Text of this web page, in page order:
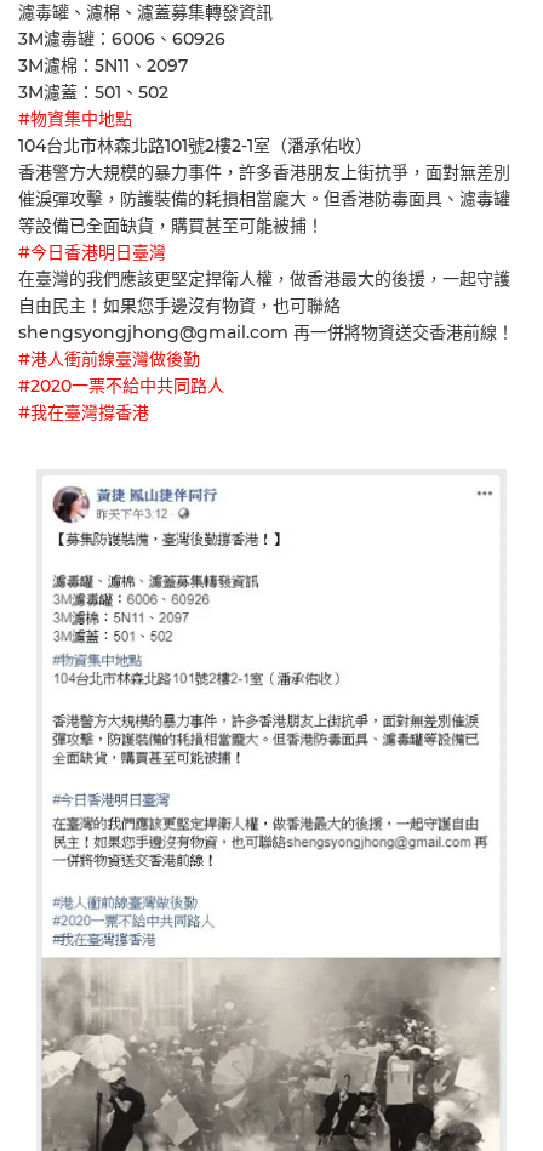
濾毒罐、濾棉、濾蓋募集轉發資訊
3M濾毒罐：6006、60926
3M濾棉：5N11、2097
3M濾蓋：501、502
#物資集中地點
104台北市林森北路101號2樓2-1室（潘承佑收）
香港警方大規模的暴力事件，許多香港朋友上街抗爭，面對無差別
催淚彈攻擊，防護裝備的耗損相當龐大。但香港防毒面具、濾毒罐
等設備已全面缺貨，購買甚至可能被捕！
#今日香港明日臺灣
在臺灣的我們應該更堅定捍衛人權，做香港最大的後援，一起守護
自由民主！如果您手邊沒有物資，也可聯絡
shengsyongjhong@gmail.com 再一併將物資送交香港前線！
#港人衝前線臺灣做後勤
#2020一票不給中共同路人
#我在臺灣撐香港